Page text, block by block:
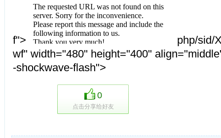
f">
php/sid/
wf" width="480" height="400"
-shockwave-flash">
0
点击分享给好友